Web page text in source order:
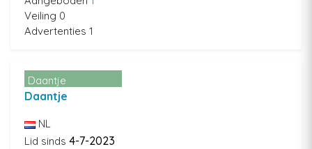
Veiling 0
Advertenties 1
Daantje
Daantje
NL
Lid sinds 4-7-2023